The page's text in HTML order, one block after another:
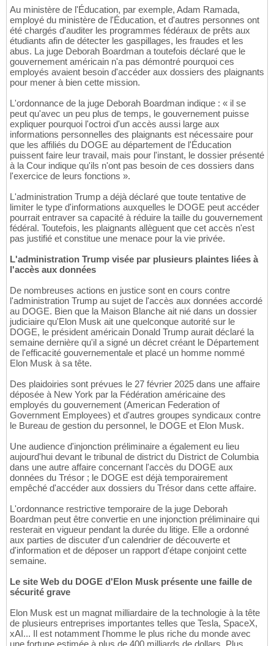
Au ministère de l'Éducation, par exemple, Adam Ramada,
employé du ministère de l'Éducation, et d'autres personnes ont
été chargés d'auditer les programmes fédéraux de prêts aux
étudiants afin de détecter les gaspillages, les fraudes et les
abus. La juge Deborah Boardman a toutefois déclaré que le
gouvernement américain n'a pas démontré pourquoi ces
employés avaient besoin d'accéder aux dossiers des plaignants
pour mener à bien cette mission.
L'ordonnance de la juge Deborah Boardman indique : « il se
peut qu'avec un peu plus de temps, le gouvernement puisse
expliquer pourquoi l'octroi d'un accès aussi large aux
informations personnelles des plaignants est nécessaire pour
que les affiliés du DOGE au département de l'Éducation
puissent faire leur travail, mais pour l'instant, le dossier présenté
à la Cour indique qu'ils n'ont pas besoin de ces dossiers dans
l'exercice de leurs fonctions ».
L'administration Trump a déjà déclaré que toute tentative de
limiter le type d'informations auxquelles le DOGE peut accéder
pourrait entraver sa capacité à réduire la taille du gouvernement
fédéral. Toutefois, les plaignants allèguent que cet accès n'est
pas justifié et constitue une menace pour la vie privée.
L'administration Trump visée par plusieurs plaintes liées à
l'accès aux données
De nombreuses actions en justice sont en cours contre
l'administration Trump au sujet de l'accès aux données accordé
au DOGE. Bien que la Maison Blanche ait nié dans un dossier
judiciaire qu'Elon Musk ait une quelconque autorité sur le
DOGE, le président américain Donald Trump aurait déclaré la
semaine dernière qu'il a signé un décret créant le Département
de l'efficacité gouvernementale et placé un homme nommé
Elon Musk à sa tête.
Des plaidoiries sont prévues le 27 février 2025 dans une affaire
déposée à New York par la Fédération américaine des
employés du gouvernement (American Federation of
Government Employees) et d'autres groupes syndicaux contre
le Bureau de gestion du personnel, le DOGE et Elon Musk.
Une audience d'injonction préliminaire a également eu lieu
aujourd'hui devant le tribunal de district du District de Columbia
dans une autre affaire concernant l'accès du DOGE aux
données du Trésor ; le DOGE est déjà temporairement
empêché d'accéder aux dossiers du Trésor dans cette affaire.
L'ordonnance restrictive temporaire de la juge Deborah
Boardman peut être convertie en une injonction préliminaire qui
resterait en vigueur pendant la durée du litige. Elle a ordonné
aux parties de discuter d'un calendrier de découverte et
d'information et de déposer un rapport d'étape conjoint cette
semaine.
Le site Web du DOGE d'Elon Musk présente une faille de
sécurité grave
Elon Musk est un magnat milliardaire de la technologie à la tête
de plusieurs entreprises importantes telles que Tesla, SpaceX,
xAI... Il est notamment l'homme le plus riche du monde avec
une fortune estimée à plus de 400 milliards de dollars. Plus